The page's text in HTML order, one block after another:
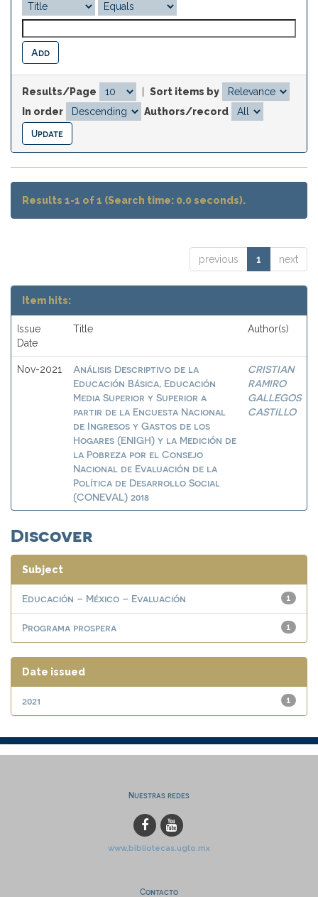
Results/Page
Sort items by
In order
Authors/record
Results 1-1 of 1 (Search time: 0.0 seconds).
previous 1 next
Item hits:
Issue
Date
Title Author(s)
Nov-2021
Análisis Descriptivo de la
Educación Básica, Educación
Media Superior y Superior a
partir de la Encuesta Nacional
de Ingresos y Gastos de los
Hogares (ENIGH) y la Medición de
la Pobreza por el Consejo
Nacional de Evaluación de la
Política de Desarrollo Social
(CONEVAL) 2018
CRISTIAN
RAMIRO
GALLEGOS
CASTILLO
Discover
Subject
1
Educación – México – Evaluación
1
Programa prospera
Date issued
1
2021
Nuestras redes
www.bibliotecas.ugto.mx
Contacto